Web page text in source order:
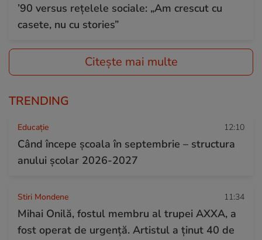
’90 versus rețelele sociale: „Am crescut cu
casete, nu cu stories”
Citește mai multe
TRENDING
Educație 12:10
Când începe şcoala în septembrie – structura
anului şcolar 2026-2027
Stiri Mondene 11:34
Mihai Onilă, fostul membru al trupei AXXA, a
fost operat de urgență. Artistul a ținut 40 de